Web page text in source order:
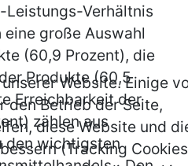
Verhältnis
große Auswahl
(60,9 Prozent), die
Produkte (60,5
Erreichbarkeit der
zählen aus
den wichtigsten
Website. Einige
den Betrieb der Seite,
diese Website und
(Tracking